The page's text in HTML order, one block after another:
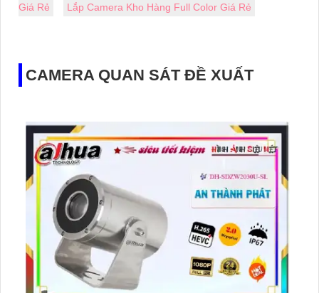
Giá Rẻ
Lắp Camera Kho Hàng Full Color Giá Rẻ
CAMERA QUAN SÁT ĐỀ XUẤT